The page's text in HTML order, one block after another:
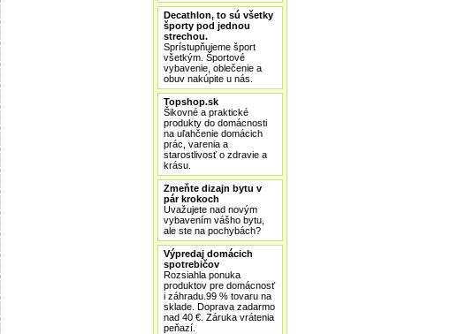
Decathlon, to sú všetky
športy pod jednou
strechou.
Sprístupňujeme šport
všetkým. Športové
vybavenie, oblečenie a
obuv nakúpite u nás.
Topshop.sk
Šikovné a praktické
produkty do domácnosti
na uľahčenie domácich
prác, varenia a
starostlivosť o zdravie a
krásu.
Zmeňte dizajn bytu v
pár krokoch
Uvažujete nad novým
vybavením vášho bytu,
ale ste na pochybách?
Výpredaj domácich
spotrebičov
Rozsiahla ponuka
produktov pre domácnosť
i záhradu.99 % tovaru na
sklade. Doprava zadarmo
nad 40 €. Záruka vrátenia
peňazí.